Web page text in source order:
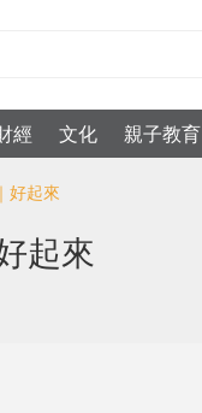
經 文化 親子教育
好起來
起來